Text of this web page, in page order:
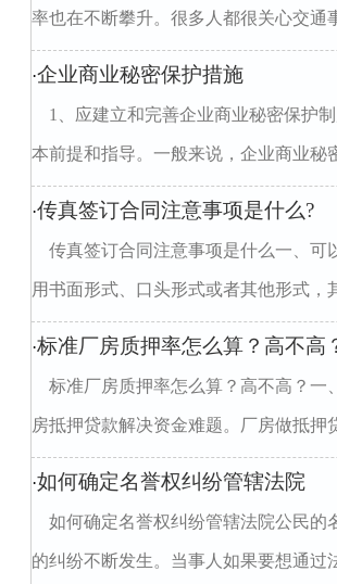
率也在不断攀升。很多人都很关心交通
·企业商业秘密保护措施
1、应建立和完善企业商业秘密保护
本前提和指导。一般来说，企业商业秘
·传真签订合同注意事项是什么?
传真签订合同注意事项是什么一、可
用书面形式、口头形式或者其他形式，
·标准厂房质押率怎么算？高不高
标准厂房质押率怎么算？高不高？一
房抵押贷款解决资金难题。厂房做抵押
·如何确定名誉权纠纷管辖法院
如何确定名誉权纠纷管辖法院公民的
的纠纷不断发生。当事人如果要想通过